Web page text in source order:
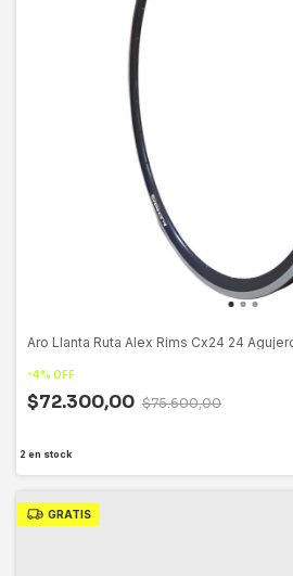
Aro Llanta Ruta Alex Rims Cx24 24
-4% OFF
$72.300,00 $75.600,00
2 en stock
GRATIS